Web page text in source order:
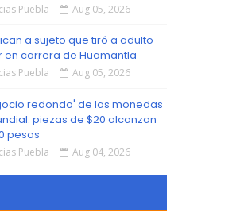
Puebla Aug 05, 2026
a sujeto que tiró a adulto
en carrera de Huamantla
Puebla Aug 05, 2026
redondo' de las monedas
piezas de $20 alcanzan
pesos
Puebla Aug 04, 2026